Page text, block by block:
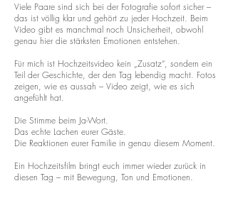
Viele Paare sind sich bei der Fotografie sofort sicher –
das ist völlig klar und gehört zu jeder Hochzeit. Beim
Video gibt es manchmal noch Unsicherheit, obwohl
genau hier die stärksten Emotionen entstehen.
Für mich ist Hochzeitsvideo kein „Zusatz“, sondern ein
Teil der Geschichte, der den Tag lebendig macht. Fotos
zeigen, wie es aussah – Video zeigt, wie es sich
angefühlt hat.
Die Stimme beim Ja-Wort.
Das echte Lachen eurer Gäste.
Die Reaktionen eurer Familie in genau diesem Moment.
Ein Hochzeitsfilm bringt euch immer wieder zurück in
diesen Tag – mit Bewegung, Ton und Emotionen.